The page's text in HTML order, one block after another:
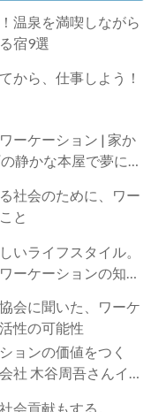
温泉を満喫しながら
宿9選
から、仕事しよう！
ーケーション | 家か
静かな本屋で夢に近
社会のために、ワー
と
いライフスタイル。
ーケーションの知ら
会に聞いた、ワーケ
性の可能性
ョンの価値をつく
社 木谷周吾さんイン
会貢献もする。